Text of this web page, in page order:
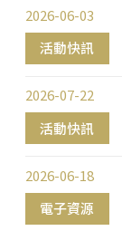
活動快訊
2026-06-03
活動快訊
2026-07-22
電子資源
2026-06-18